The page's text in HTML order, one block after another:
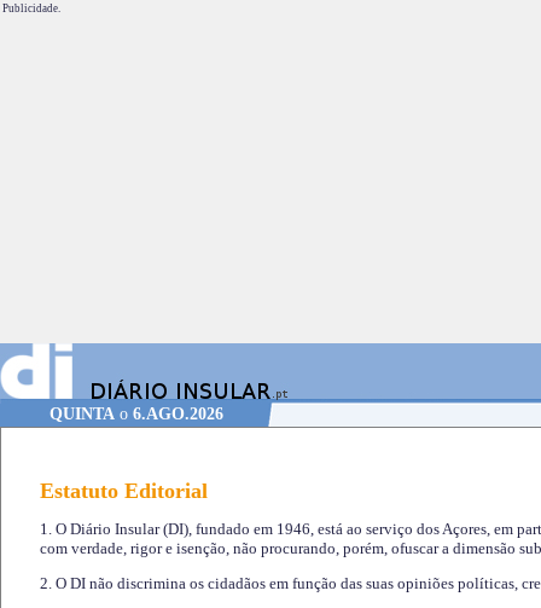
Publicidade.
QUINTAo 6.AGO.2026
Estatuto Editorial
1. O Diário Insular (DI), fundado em 1946, está ao serviço dos Açores, em
com verdade, rigor e isenção, não procurando, porém, ofuscar a dimensão
2. O DI não discrimina os cidadãos em função das suas opiniões políticas,